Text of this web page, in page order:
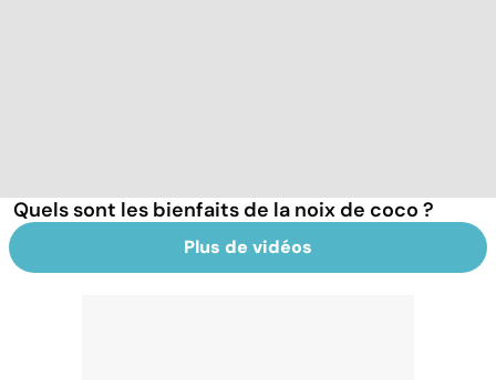
Quels sont les bienfaits de la noix de coco ?
Plus de vidéos